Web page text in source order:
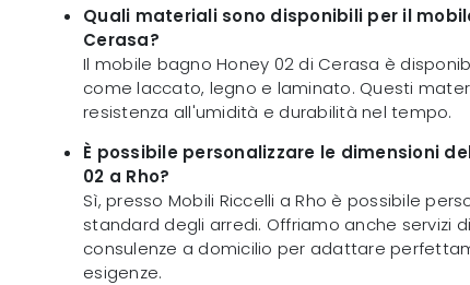
Quali materiali sono disponibili per il
Cerasa?
Il mobile bagno Honey 02 di Cerasa è
come laccato, legno e laminato. Questi
resistenza all'umidità e durabilità nel tempo.
È possibile personalizzare le dimensioni
02 a Rho?
Sì, presso Mobili Riccelli a Rho è possibile
standard degli arredi. Offriamo anche servizi
consulenze a domicilio per adattare
esigenze.